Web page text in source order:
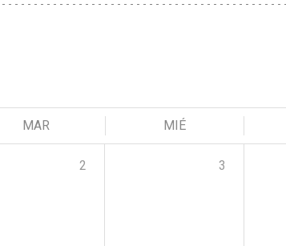
MAR MIÉ
2 3